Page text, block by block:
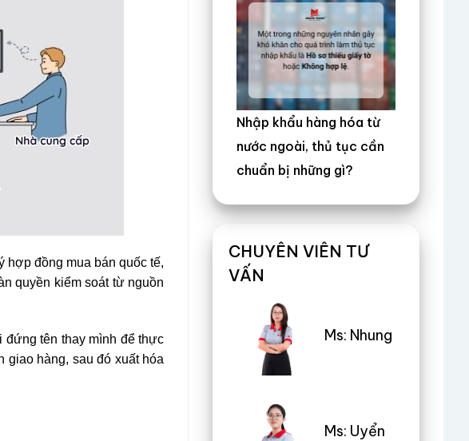
hợp đồng mua bán quốc tế,
quyền kiểm soát từ nguồn
đứng tên thay mình để thực
giao hàng, sau đó xuất hóa
Nhập khẩu hàng hóa từ
nước ngoài, thủ tục cần
chuẩn bị những gì?
CHUYÊN VIÊN TƯ
VẤN
Ms: Nhung
Ms: Uyển